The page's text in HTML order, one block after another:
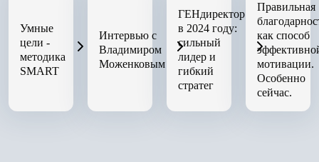
Умные
цели -
методика
SMART
Интервью с
Владимиром
Моженковым
ГЕНдиректор
в 2024 году:
сильный
лидер и
гибкий
стратег
Правильная
как способ
мотивации.
Особенно
сейчас.